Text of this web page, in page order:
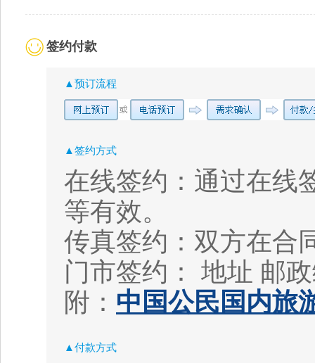
签约付款
▲预订流程
▲签约方式
在线签约：通过在线
等有效。
传真签约：双方在合
门市签约： 地址 邮
附： 中国公民国内旅
▲付款方式